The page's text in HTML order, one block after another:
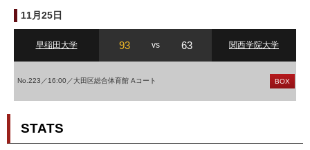
11月25日
早稲田大学 93 vs 63 関西学院大学
No.223／16:00／大田区総合体育館 Aコート BOX
STATS